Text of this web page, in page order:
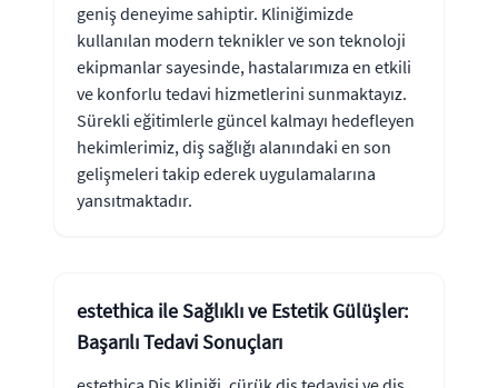
geniş deneyime sahiptir. Kliniğimizde
kullanılan modern teknikler ve son teknoloji
ekipmanlar sayesinde, hastalarımıza en etkili
ve konforlu tedavi hizmetlerini sunmaktayız.
Sürekli eğitimlerle güncel kalmayı hedefleyen
hekimlerimiz, diş sağlığı alanındaki en son
gelişmeleri takip ederek uygulamalarına
yansıtmaktadır.
estethica ile Sağlıklı ve Estetik Gülüşler:
Başarılı Tedavi Sonuçları